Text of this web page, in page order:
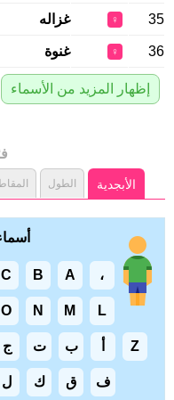
35
♀ غزاله
36
♀ غنوة
إظهار المزيد من الأسماء
الأبجدية الطول
، A
B
C
L
M
N
O
Z ب ت ج
ف ق ك ل